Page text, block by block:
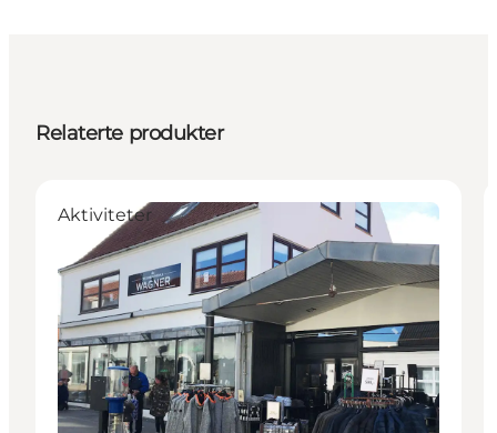
Relaterte produkter
Aktiviteter